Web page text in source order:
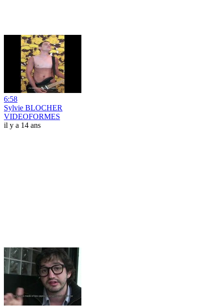
6:58
Sylvie BLOCHER
VIDEOFORMES
il y a 14 ans